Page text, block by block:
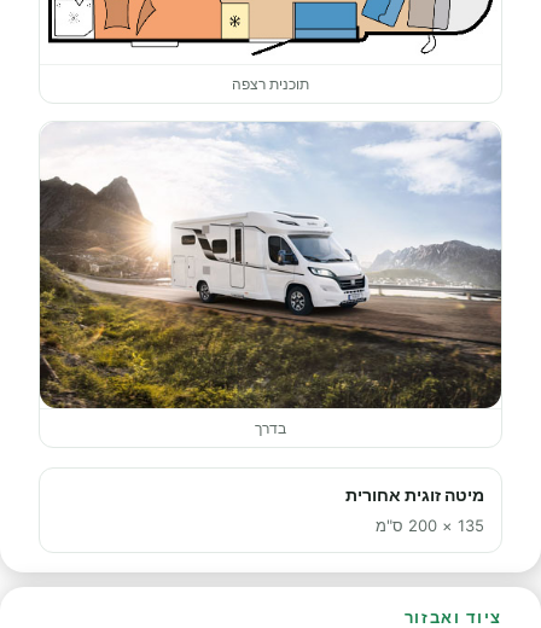
תוכנית רצפה
בדרך
מיטה זוגית אחורית
135 × 200 ס"מ
ציוד ואבזור